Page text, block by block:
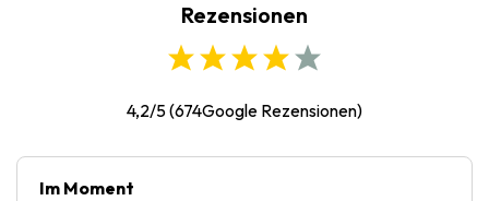
Geschlossen
09:30-17:00
09:30
Freitag :09:30
Rezensionen
4,2/5(674Google Rezensionen)
Im Moment